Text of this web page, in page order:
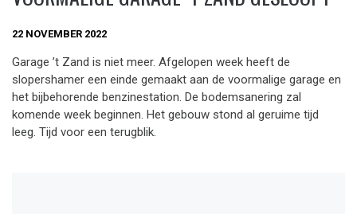
22 NOVEMBER 2022
Garage ’t Zand is niet meer. Afgelopen week heeft de
slopershamer een einde gemaakt aan de voormalige garage en
het bijbehorende benzinestation. De bodemsanering zal
komende week beginnen. Het gebouw stond al geruime tijd
leeg. Tijd voor een terugblik.